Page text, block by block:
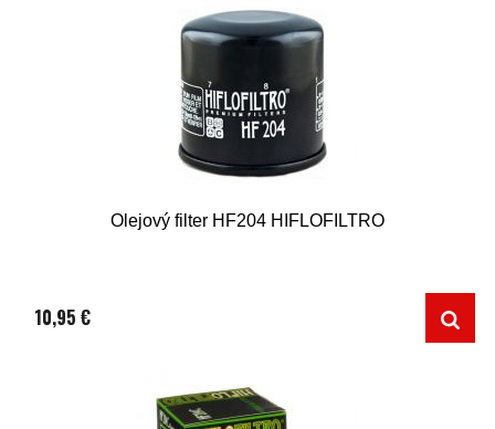
Olejový filter HF204 HIFLOFILTRO
10,95 €